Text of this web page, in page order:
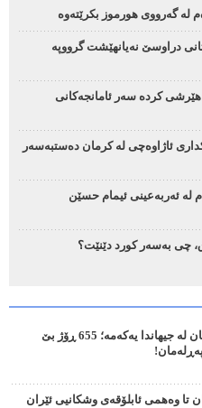
لە گەرووی هورموز بکرێتەوە
دراوسێ نەیانهێشت گرووپە
کردە سەر ئامانجەکانی
موساد و 4 چەکداری ئاژاوەچی لە کرمان دەستبەسەر
لە ئەربەعینی ئیمام حسێن
چی بەسەر کورد دێنێت؟
هەرێمی کوردستان لە جیهاندا یەکەمە؛ 655 ڕۆژ بێ
تا وەهمی ئابلۆقەی وشکانیی ئێران